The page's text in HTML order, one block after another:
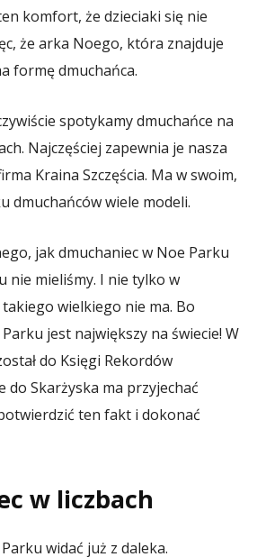
komfort, że dzieciaki się nie
że arka Noego, która znajduje
formę dmuchańca.
spotykamy dmuchańce na
Najczęściej zapewnia je nasza
Kraina Szczęścia. Ma w swoim,
dmuchańców wiele modeli.
jak dmuchaniec w Noe Parku
nie mieliśmy. I nie tylko w
wielkiego nie ma. Bo
jest największy na świecie! W
do Księgi Rekordów
do Skarżyska ma przyjechać
ten fakt i dokonać
w liczbach
widać już z daleka.